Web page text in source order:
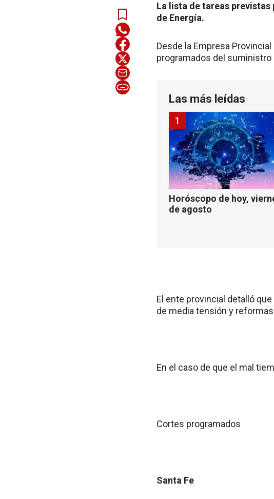
La lista de tareas previstas
de Energía.
Desde la Empresa
programados del suministro
Las más leídas
Horóscopo de hoy,
de agosto
1
El ente provincial detalló
de media tensión y
En el caso de que el mal
Cortes programados
Santa Fe